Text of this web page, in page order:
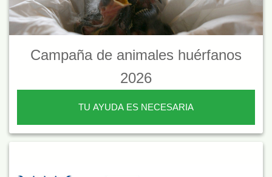
Campaña de animales huérfanos
2026
TU AYUDA ES NECESARIA